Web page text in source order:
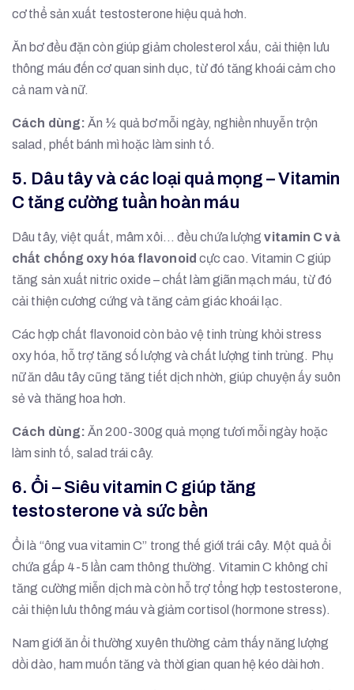
cơ thể sản xuất testosterone hiệu quả hơn.
Ăn bơ đều đặn còn giúp giảm cholesterol xấu, cải thiện lưu
thông máu đến cơ quan sinh dục, từ đó tăng khoái cảm cho
cả nam và nữ.
Cách dùng: Ăn ½ quả bơ mỗi ngày, nghiền nhuyễn trộn
salad, phết bánh mì hoặc làm sinh tố.
5. Dâu tây và các loại quả mọng – Vitamin
C tăng cường tuần hoàn máu
Dâu tây, việt quất, mâm xôi… đều chứa lượngvitamin C và
chất chống oxy hóa flavonoid cực cao. Vitamin C giúp
tăng sản xuất nitric oxide – chất làm giãn mạch máu, từ đó
cải thiện cương cứng và tăng cảm giác khoái lạc.
Các hợp chất flavonoid còn bảo vệ tinh trùng khỏi stress
oxy hóa, hỗ trợ tăng số lượng và chất lượng tinh trùng. Phụ
nữ ăn dâu tây cũng tăng tiết dịch nhờn, giúp chuyện ấy suôn
sẻ và thăng hoa hơn.
Cách dùng: Ăn 200-300g quả mọng tươi mỗi ngày hoặc
làm sinh tố, salad trái cây.
6. Ổi – Siêu vitamin C giúp tăng
testosterone và sức bền
Ổi là “ông vua vitamin C” trong thế giới trái cây. Một quả ổi
chứa gấp 4-5 lần cam thông thường. Vitamin C không chỉ
tăng cường miễn dịch mà còn hỗ trợ tổng hợp testosterone,
cải thiện lưu thông máu và giảm cortisol (hormone stress).
Nam giới ăn ổi thường xuyên thường cảm thấy năng lượng
dồi dào, ham muốn tăng và thời gian quan hệ kéo dài hơn.